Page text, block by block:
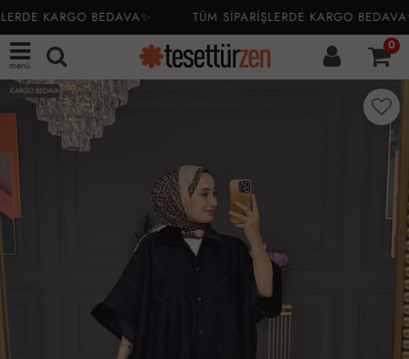
KARGO BEDAVA✨ TÜM SİPARİŞLERDE KARGO BEDAVA✨
menü
0
KARGO BEDAVA